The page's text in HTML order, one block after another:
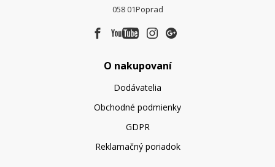
058 01Poprad
O nakupovaní
Dodávatelia
Obchodné podmienky
GDPR
Reklamačný poriadok